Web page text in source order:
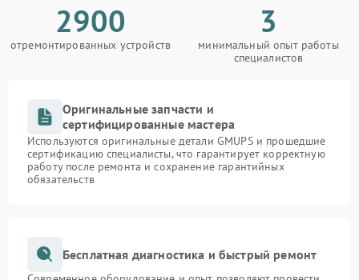
2900
отремонтированных устройств
3
минимальный опыт работы
специалистов
Оригинальные запчасти и
сертифицированные мастера
Используются оригинальные детали GMUPS и прошедшие
сертификацию специалисты, что гарантирует корректную
работу после ремонта и сохранение гарантийных
обязательств
Бесплатная диагностика и быстрый ремонт